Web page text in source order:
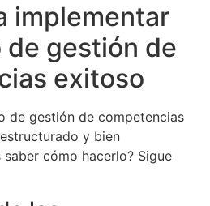
implementar
de gestión de
exitoso
de gestión de competencias
y bien
cómo hacerlo? Sigue